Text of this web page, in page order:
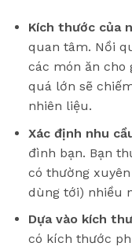
Kích thước của
quan tâm. Nồi
các món ăn cho
quá lớn sẽ
nhiên liệu.
Xác định nhu
đình bạn. Bạn
có thường
dùng tới) nhiều
Dựa vào kích
có kích thước